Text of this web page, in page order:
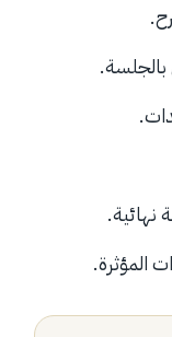
بالجلسة.
المؤثرة.